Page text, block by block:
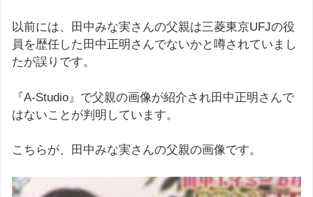
以前には、田中みな実さんの父親は三菱東京UFJの役
員を歴任した田中正明さんでないかと噂されていまし
たが誤りです。
『A-Studio』で父親の画像が紹介され田中正明さんで
はないことが判明しています。
こちらが、田中みな実さんの父親の画像です。